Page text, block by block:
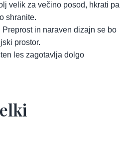
velik za večino posod, hkrati pa
shranite.
Preprost in naraven dizajn se bo
prostor.
les zagotavlja dolgo